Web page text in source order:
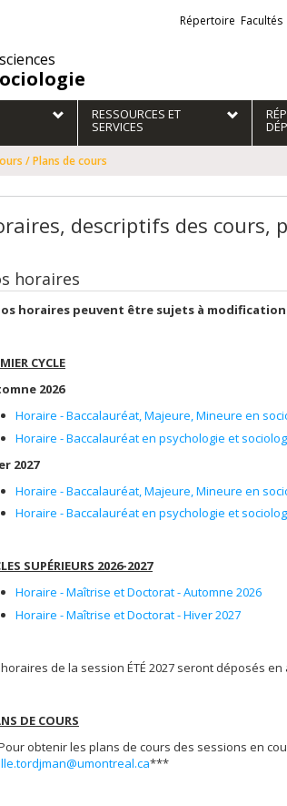
Liens
externes
Répertoire Facultés
RESSOURCES ET
SERVICES
/ Plans de cours
descriptifs des cours,
horaires
horaires peuvent être sujets à
CYCLE
2026
Horaire - Baccalauréat, Majeure, Mineure en
Horaire - Baccalauréat en psychologie et
2027
Horaire - Baccalauréat, Majeure, Mineure en
Horaire - Baccalauréat en psychologie et
SUPÉRIEURS 2026-2027
Horaire - Maîtrise et Doctorat - Automne 2026
Horaire - Maîtrise et Doctorat - Hiver 2027
de la session ÉTÉ 2027 seront déposés en
DE COURS
obtenir les plans de cours des sessions en
***